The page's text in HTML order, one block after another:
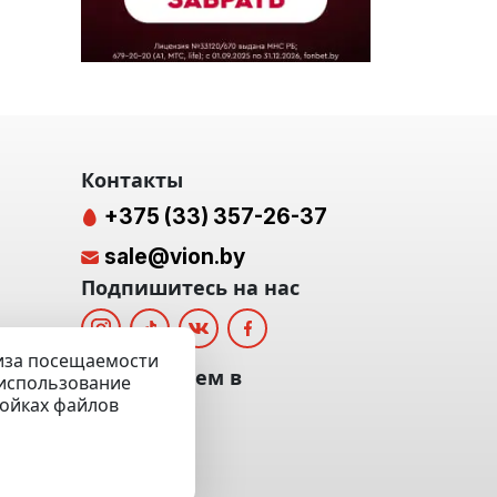
посещаемости
файлов
Контакты
+375 (33) 357-26-37
sale@vion.by
Подпишитесь на нас
Мы отвечаем в